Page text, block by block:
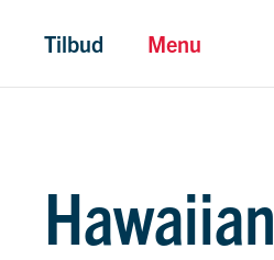
Tilbud Menu
Hawaiian